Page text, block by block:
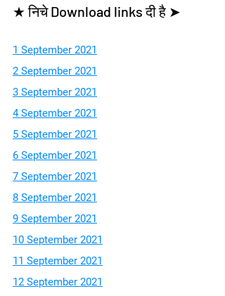
★ निचे Download links दी है ➤
1 September 2021
2 September 2021
3 September 2021
4 September 2021
5 September 2021
6 September 2021
7 September 2021
8 September 2021
9 September 2021
10 September 2021
11 September 2021
12 September 2021